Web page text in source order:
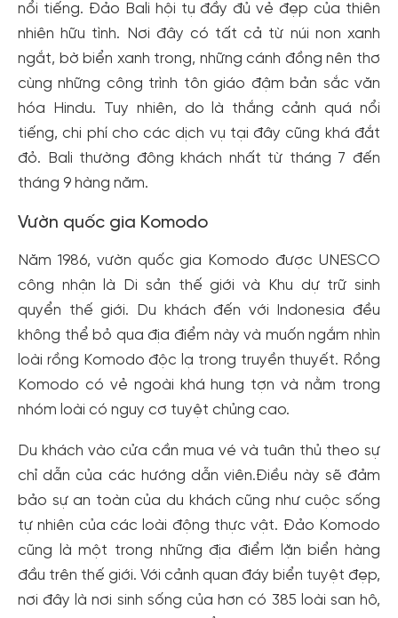
nổi tiếng. Đảo Bali hội tụ đầy đủ vẻ đẹp của thiên
nhiên hữu tình. Nơi đây có tất cả từ núi non xanh
ngắt, bờ biển xanh trong, những cánh đồng nên thơ
cùng những công trình tôn giáo đậm bản sắc văn
hóa Hindu. Tuy nhiên, do là thắng cảnh quá nổi
tiếng, chi phí cho các dịch vụ tại đây cũng khá đắt
đỏ. Bali thường đông khách nhất từ tháng 7 đến
tháng 9 hàng năm.
Vườn quốc gia Komodo
Năm 1986, vườn quốc gia Komodo được UNESCO
công nhận là Di sản thế giới và Khu dự trữ sinh
quyển thế giới. Du khách đến với Indonesia đều
không thể bỏ qua địa điểm này và muốn ngắm nhìn
loài rồng Komodo độc lạ trong truyền thuyết. Rồng
Komodo có vẻ ngoài khá hung tợn và nằm trong
nhóm loài có nguy cơ tuyệt chủng cao.
Du khách vào cửa cần mua vé và tuân thủ theo sự
chỉ dẫn của các hướng dẫn viên.Điều này sẽ đảm
bảo sự an toàn của du khách cũng như cuộc sống
tự nhiên của các loài động thực vật. Đảo Komodo
cũng là một trong những địa điểm lặn biển hàng
đầu trên thế giới. Với cảnh quan đáy biển tuyệt đẹp,
nơi đây là nơi sinh sống của hơn có 385 loài san hô,